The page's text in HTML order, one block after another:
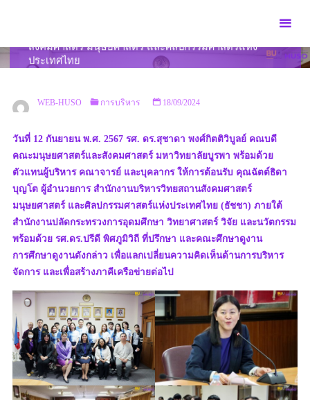
สังคมศาสตร์ มนุษยศาสตร์ และศิลปกรรมศาสตร์แห่ง
ประเทศไทย
WEB-HUSO การบริหาร 18/09/2024
วันที่ 12 กันยายน พ.ศ. 2567 รศ. ดร.สุชาดา พงศ์กิตติวิบูลย์ คณบดี
คณะมนุษยศาสตร์และสังคมศาสตร์ มหาวิทยาลัยบูรพา พร้อมด้วย
ตัวแทนผู้บริหาร คณาจารย์ และบุคลากร ให้การต้อนรับ คุณฉัตต์ธิดา
บุญโต ผู้อำนวยการ สำนักงานบริหารวิทยสถานสังคมศาสตร์
มนุษยศาสตร์ และศิลปกรรมศาสตร์แห่งประเทศไทย (ธัชชา) ภายใต้
สำนักงานปลัดกระทรวงการอุดมศึกษา วิทยาศาสตร์ วิจัย และนวัตกรรม
พร้อมด้วย รศ.ดร.ปรีดี พิศภูมิวิถี ที่ปรึกษา และคณะศึกษาดูงาน
การศึกษาดูงานดังกล่าว เพื่อแลกเปลี่ยนความคิดเห็นด้านการบริหาร
จัดการ และเพื่อสร้างภาคีเครือข่ายต่อไป